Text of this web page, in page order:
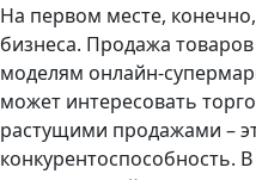
На первом месте,
бизнеса. Продажа
моделям онлайн-
может интересовать
растущими продажами –
конкурентоспособность.